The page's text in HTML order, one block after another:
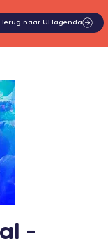
Terug naar UITagenda
-